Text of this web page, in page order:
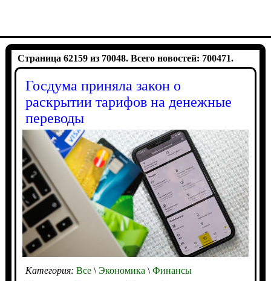
Страница 62159 из 70048. Всего новостей: 700471.
Госдума приняла закон о
раскрытии тарифов на денежные
переводы
Категория: Все\Экономика \Финансы